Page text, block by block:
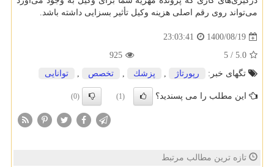
می‌تواند روی رقم اصلی هزینه وکیل تأثیر بسزایی داشته باشد.
1400/08/19
23:03:41
5.0
/
5
925
تگهای خبر:
رپورتاژ , پزشك , تخصص , توانایی
این مطلب را می پسندید؟ (1)
(0)
تازه ترین مطالب مرتبط